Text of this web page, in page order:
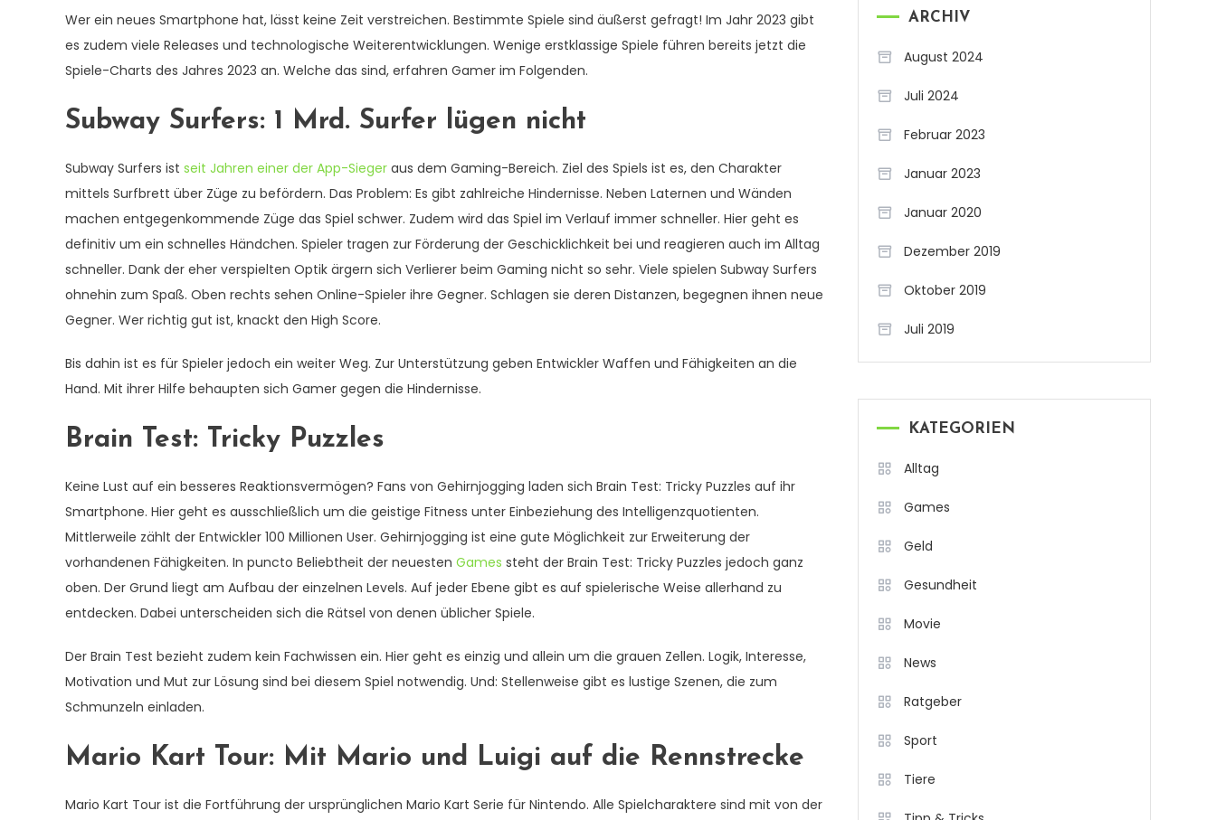
Wer ein neues Smartphone hat, lässt keine Zeit verstreichen. Bestimmte Spiele sind äußerst gefragt! Im Jahr 2023 gibt
es zudem viele Releases und technologische Weiterentwicklungen. Wenige erstklassige Spiele führen bereits jetzt die
Spiele-Charts des Jahres 2023 an. Welche das sind, erfahren Gamer im Folgenden.
Subway Surfers: 1 Mrd. Surfer lügen nicht
Subway Surfers ist seit Jahren einer der App-Sieger aus dem Gaming-Bereich. Ziel des Spiels ist es, den Charakter
mittels Surfbrett über Züge zu befördern. Das Problem: Es gibt zahlreiche Hindernisse. Neben Laternen und Wänden
machen entgegenkommende Züge das Spiel schwer. Zudem wird das Spiel im Verlauf immer schneller. Hier geht es
definitiv um ein schnelles Händchen. Spieler tragen zur Förderung der Geschicklichkeit bei und reagieren auch im Alltag
schneller. Dank der eher verspielten Optik ärgern sich Verlierer beim Gaming nicht so sehr. Viele spielen Subway Surfers
ohnehin zum Spaß. Oben rechts sehen Online-Spieler ihre Gegner. Schlagen sie deren Distanzen, begegnen ihnen neue
Gegner. Wer richtig gut ist, knackt den High Score.
Bis dahin ist es für Spieler jedoch ein weiter Weg. Zur Unterstützung geben Entwickler Waffen und Fähigkeiten an die
Hand. Mit ihrer Hilfe behaupten sich Gamer gegen die Hindernisse.
Brain Test: Tricky Puzzles
Keine Lust auf ein besseres Reaktionsvermögen? Fans von Gehirnjogging laden sich Brain Test: Tricky Puzzles auf ihr
Smartphone. Hier geht es ausschließlich um die geistige Fitness unter Einbeziehung des Intelligenzquotienten.
Mittlerweile zählt der Entwickler 100 Millionen User. Gehirnjogging ist eine gute Möglichkeit zur Erweiterung der
vorhandenen Fähigkeiten. In puncto Beliebtheit der neuesten Games steht der Brain Test: Tricky Puzzles jedoch ganz
oben. Der Grund liegt am Aufbau der einzelnen Levels. Auf jeder Ebene gibt es auf spielerische Weise allerhand zu
entdecken. Dabei unterscheiden sich die Rätsel von denen üblicher Spiele.
Der Brain Test bezieht zudem kein Fachwissen ein. Hier geht es einzig und allein um die grauen Zellen. Logik, Interesse,
Motivation und Mut zur Lösung sind bei diesem Spiel notwendig. Und: Stellenweise gibt es lustige Szenen, die zum
Schmunzeln einladen.
Mario Kart Tour: Mit Mario und Luigi auf die Rennstrecke
Mario Kart Tour ist die Fortführung der ursprünglichen Mario Kart Serie für Nintendo. Alle Spielcharaktere sind mit von der
ARCHIV
August 2024
Juli 2024
Februar 2023
Januar 2023
Januar 2020
Dezember 2019
Oktober 2019
Juli 2019
KATEGORIEN
Alltag
Games
Geld
Gesundheit
Movie
News
Ratgeber
Sport
Tiere